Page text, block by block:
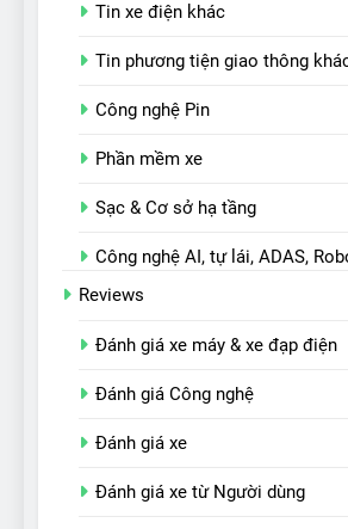
Tin xe điện khác
Tin phương tiện giao thông
Công nghệ Pin
Phần mềm xe
Sạc & Cơ sở hạ tầng
Công nghệ AI, tự lái, ADAS,
Reviews
Đánh giá xe máy & xe đạp điện
Đánh giá Công nghệ
Đánh giá xe
Đánh giá xe từ Người dùng